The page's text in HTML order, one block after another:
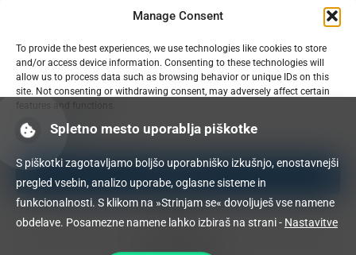
Manage Consent
To provide the best experiences, we use technologies like cookies to store
and/or access device information. Consenting to these technologies will
allow us to process data such as browsing behavior or unique IDs on this
site. Not consenting or withdrawing consent, may adversely affect certain
features and functions.
Manage services
Accept
Deny
OpenProject na Raspberry PI: Orodje za upravljanje
projektov z odprto kodo
09.02.2025
Spletno mesto uporablja piškotke
S piškotki zagotavljamo boljšo uporabniško izkušnjo, enostavnejši
pregled vsebin, analizo uporabe, oglasne sisteme in
funkcionalnosti. S klikom na »Strinjam se« dovoljuješ vse namene
obdelave. Posamezne namene lahko izbiraš na strani - Nastavitve